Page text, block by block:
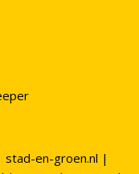
stad-en-groen.nl |